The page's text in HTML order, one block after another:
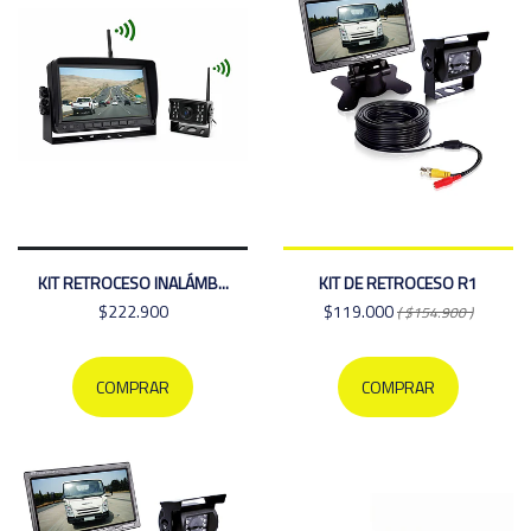
KIT RETROCESO INALÁMB...
$222.900
COMPRAR
KIT DE RETROCESO R1
$119.000( $154.900 )
COMPRAR